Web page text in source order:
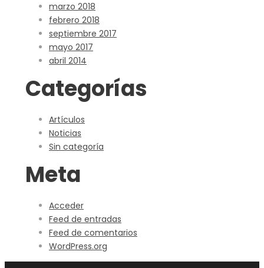
marzo 2018
febrero 2018
septiembre 2017
mayo 2017
abril 2014
Categorías
Artículos
Noticias
Sin categoría
Meta
Acceder
Feed de entradas
Feed de comentarios
WordPress.org